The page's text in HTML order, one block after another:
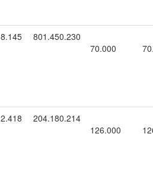
8.145
801.450.230
70.000
2.418
204.180.214
126.000